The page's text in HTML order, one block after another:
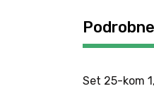
Set 25-kom